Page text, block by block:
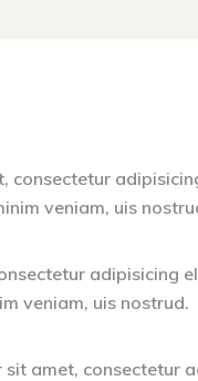
consectetur
veniam, uis
adipisicing
veniam, uis nostrud.
sit amet, consectetur